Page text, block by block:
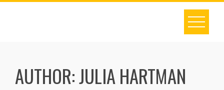
Skip
AUTHOR:JULIA HARTMAN